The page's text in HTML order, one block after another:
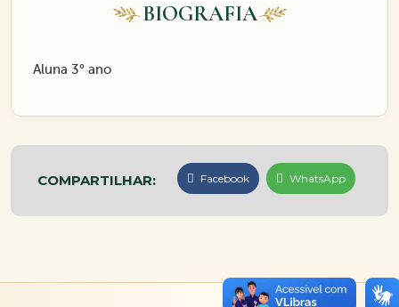
BIOGRAFIA
Aluna 3° ano
COMPARTILHAR: Facebook WhatsApp